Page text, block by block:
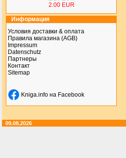
2.00 EUR
Информация
Условия доставки & оплата
Правила магазина (AGB)
Impressum
Datenschutz
Партнеры
Контакт
Sitemap
Kniga.info на Facebook
09.08.2026